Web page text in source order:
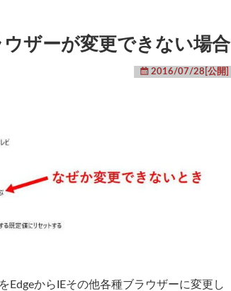
ザーが変更できない場合
2016/07/28[公開]
からIEその他各種ブラウザーに変更し